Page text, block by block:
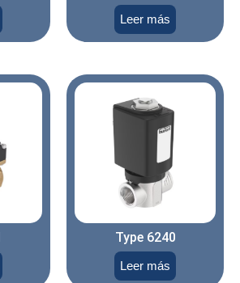
Leer más
Type 6240
Leer más